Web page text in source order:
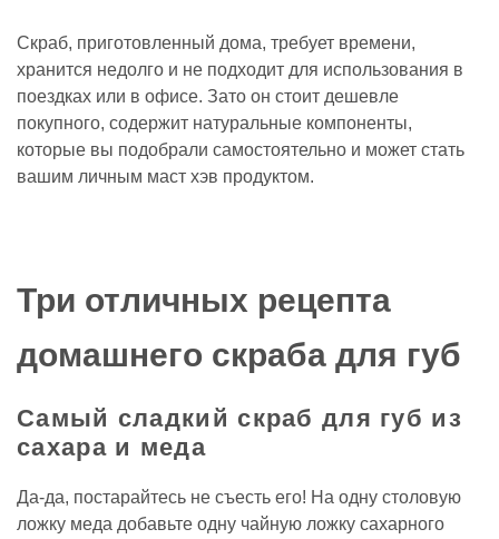
Скраб, приготовленный дома, требует времени,
хранится недолго и не подходит для использования в
поездках или в офисе. Зато он стоит дешевле
покупного, содержит натуральные компоненты,
которые вы подобрали самостоятельно и может стать
вашим личным маст хэв продуктом.
Три отличных рецепта
домашнего скраба для губ
Самый сладкий скраб для губ из
сахара и меда
Да-да, постарайтесь не съесть его! На одну столовую
ложку меда добавьте одну чайную ложку сахарного